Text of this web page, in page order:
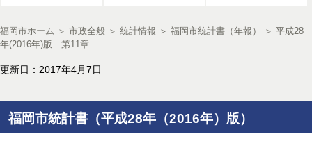
福岡市ホーム ＞ 市政全般 ＞ 統計情報 ＞ 福岡市統計書（年報） ＞ 平成28
年(2016年)版 第11章
更新日：2017年4月7日
福岡市統計書（平成28年（2016年）版）